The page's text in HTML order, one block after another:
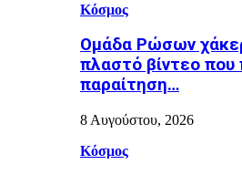
Κόσμος
Ομάδα Ρώσων
πλαστό βίντεο που
παραίτηση…
8 Αυγούστου, 2026
Κόσμος